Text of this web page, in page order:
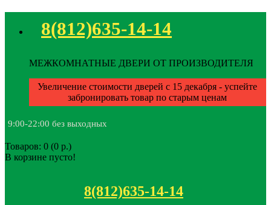
8(812)635-14-14
МЕЖКОМНАТНЫЕ ДВЕРИ ОТ ПРОИЗВОДИТЕЛЯ
Увеличение стоимости дверей с 15 декабря - успейте
забронировать товар по старым ценам
9:00-22:00 без выходных
Товаров: 0 (0 р.)
В корзине пусто!
8(812)635-14-14